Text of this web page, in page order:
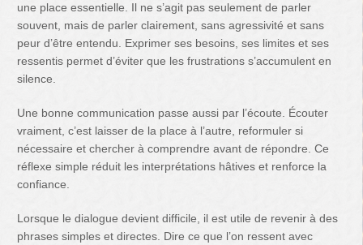
une place essentielle. Il ne s’agit pas seulement de parler
souvent, mais de parler clairement, sans agressivité et sans
peur d’être entendu. Exprimer ses besoins, ses limites et ses
ressentis permet d’éviter que les frustrations s’accumulent en
silence.
Une bonne communication passe aussi par l’écoute. Écouter
vraiment, c’est laisser de la place à l’autre, reformuler si
nécessaire et chercher à comprendre avant de répondre. Ce
réflexe simple réduit les interprétations hâtives et renforce la
confiance.
Lorsque le dialogue devient difficile, il est utile de revenir à des
phrases simples et directes. Dire ce que l’on ressent avec